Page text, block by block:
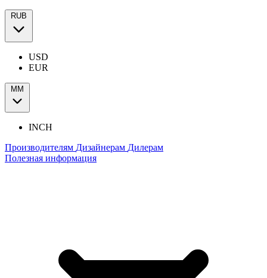
RUB
USD
EUR
ММ
INCH
Производителям Дизайнерам Дилерам
Полезная информация